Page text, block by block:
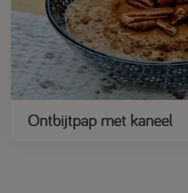
Ontbijtpap met kaneel